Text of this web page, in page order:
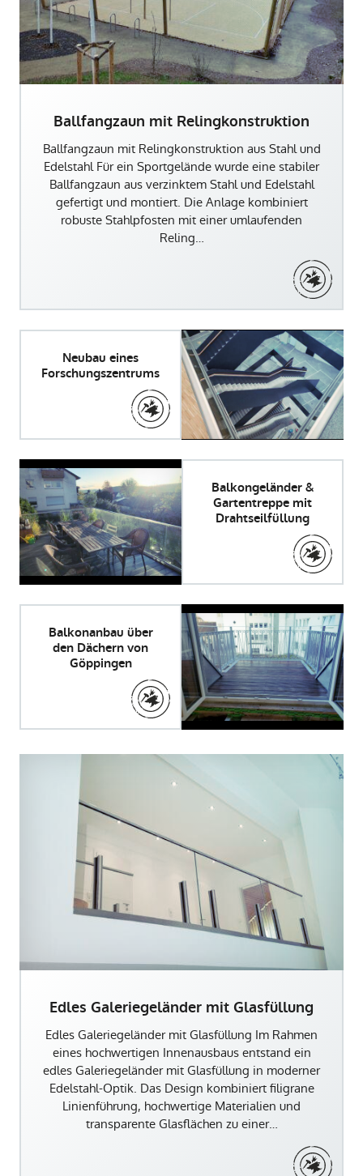
Ballfangzaun mit Relingkonstruktion
Ballfangzaun mit Relingkonstruktion aus Stahl und
Edelstahl Für ein Sportgelände wurde eine stabiler
Ballfangzaun aus verzinktem Stahl und Edelstahl
gefertigt und montiert. Die Anlage kombiniert
robuste Stahlpfosten mit einer umlaufenden
Reling…
Neubau eines
Forschungszentrums
Balkongeländer &
Gartentreppe mit
Drahtseilfüllung
Balkonanbau über
den Dächern von
Göppingen
Edles Galeriegeländer mit Glasfüllung
Edles Galeriegeländer mit Glasfüllung Im Rahmen
eines hochwertigen Innenausbaus entstand ein
edles Galeriegeländer mit Glasfüllung in moderner
Edelstahl-Optik. Das Design kombiniert filigrane
Linienführung, hochwertige Materialien und
transparente Glasflächen zu einer…